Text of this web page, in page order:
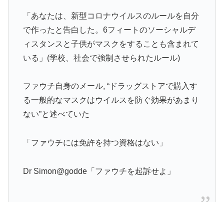
「あなたは、新型コロナウイルスのルールを自分
で作ったと告白した。6フィートのソーシャルデ
ィスタンスと子供がマスクをすることも含まれて
いる」(学校、社会で強制させられたルール)
ファウチ自身のメール, “ドラッグストアで購入す
る一般的なマスクはウイルスを防ぐ効果があまり
ない”と述べていた
「ファウチには免許を持つ資格はない」
Dr Simon@godde「ファウチを起訴せよ」